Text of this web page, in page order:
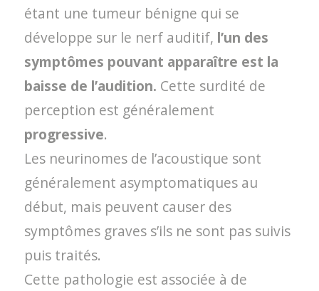
étant une tumeur bénigne qui se
développe sur le nerf auditif, l’un des
symptômes pouvant apparaître est la
baisse de l’audition. Cette surdité de
perception est généralement
progressive.
Les neurinomes de l’acoustique sont
généralement asymptomatiques au
début, mais peuvent causer des
symptômes graves s’ils ne sont pas suivis
puis traités.
Cette pathologie est associée à de